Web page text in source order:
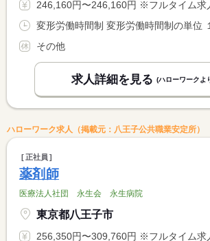
246,160円〜246,160円 ※フルタイム求人の場合は月額（換算額）、パート求人の場合
その他
求人詳細を見る (ハローワークよ
ハローワーク求人（掲載元：八王子公共職業安定所）
正社員
薬剤師
医療法人社団 永生会 永生病院
東京都八王子市
256,350円〜309,760円 ※フルタイム求人の場合は月額（換算額）、パート求人の場合